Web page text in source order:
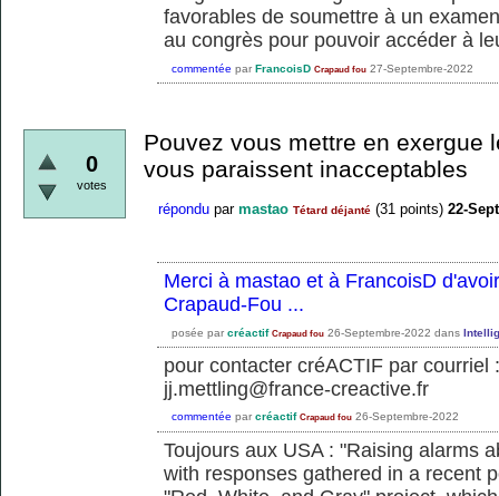
favorables de soumettre à un
au congrès pour pouvoir accéder à
commentée par FrancoisD Crapaud fou 27-Septembre-2022
0
votes
Pouvez vous mettre en exergue
vous paraissent inacceptables
répondu par mastao Tétard déjanté (31 points) 22-
Merci à mastao et à FrancoisD
Crapaud-Fou ...
posée par créactif Crapaud fou 26-Septembre-2022 dans
pour contacter créACTIF par courriel :
jj.mettling@france-creactive.fr
commentée par créactif Crapaud fou 26-Septembre-2022
Toujours aux USA : "Raising alarms
with responses gathered in a recent